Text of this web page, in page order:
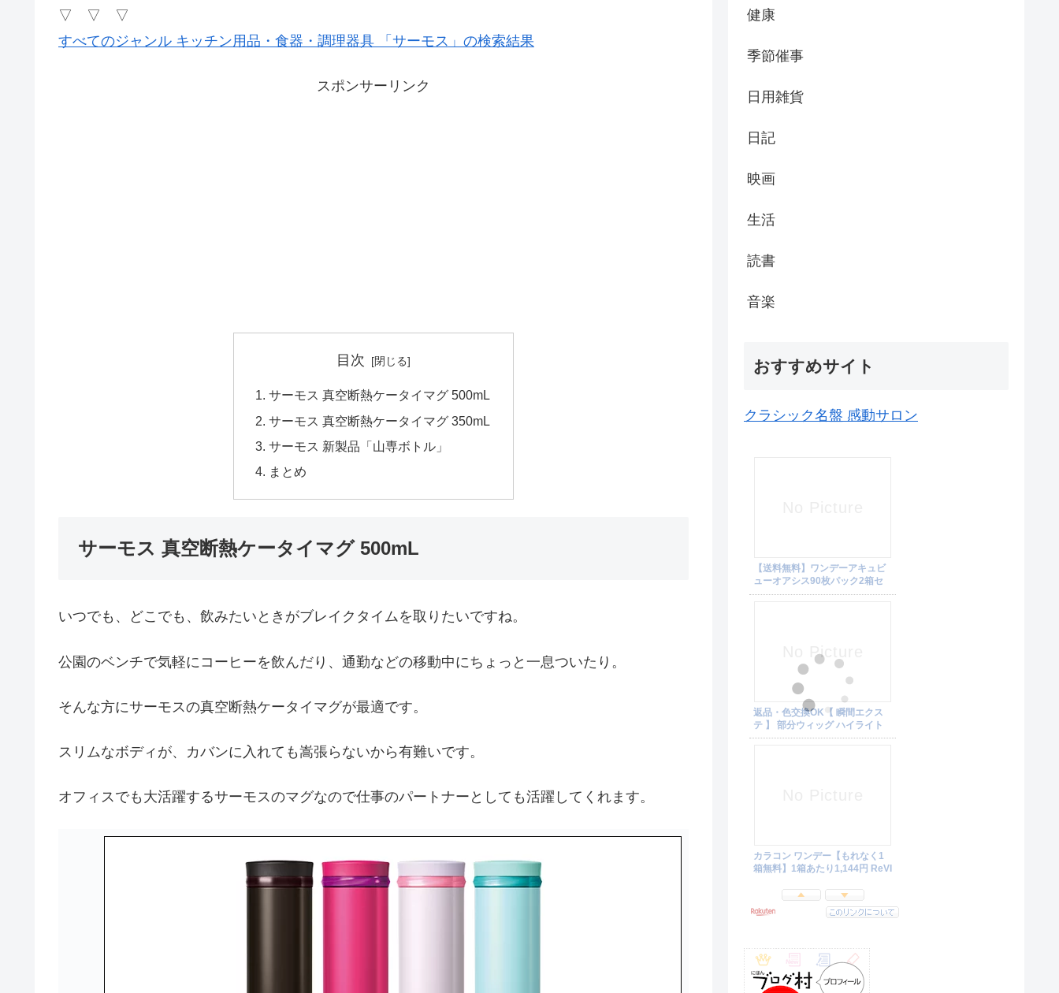
▽ ▽ ▽
すべてのジャンル キッチン用品・食器・調理器具 「サーモス」の検索結果
スポンサーリンク
目次
サーモス 真空断熱ケータイマグ 500mL
サーモス 真空断熱ケータイマグ 350mL
サーモス 新製品「山専ボトル」
まとめ
サーモス 真空断熱ケータイマグ 500mL
いつでも、どこでも、飲みたいときがブレイクタイムを取りたいですね。
公園のベンチで気軽にコーヒーを飲んだり、通勤などの移動中にちょっと一息ついたり。
そんな方にサーモスの真空断熱ケータイマグが最適です。
スリムなボディが、カバンに入れても嵩張らないから有難いです。
オフィスでも大活躍するサーモスのマグなので仕事のパートナーとしても活躍してくれます。
健康
季節催事
日用雑貨
日記
映画
生活
読書
音楽
おすすめサイト
クラシック名盤 感動サロン